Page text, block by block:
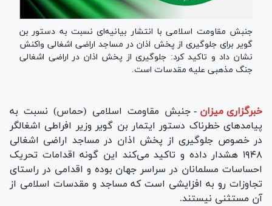
جنبش مقاومت اسلامی با انتشار بیانیه‌ای نسبت به دستور بن
گویر برای جلوگیری از پخش اذان در مساجد اراضی اشغالی واکنش
نشان داد و تاکید کرد: جلوگیری از پخش اذان در اراضی اشغالی
جنگ مذهبی علیه مقدسات است.
خبرگزاری میزان - جنبش مقاومت اسلامی (حماس) نسبت به
پیامد‌های خطرناک دستور ایتمار بن گویر وزیر افراطی اشغالگر
در خصوص جلوگیری از پخش اذان در مساجد اراضی اشغالی
۱۹۴۸ هشدار داده و تاکید می‌کند این گونه اقدامات تحریک
احساسات مسلمانان در سراسر جهان بوده و اقدامی در راستای
تجاوزات رو به افزایشی است که مساجد و مقدسات اسلامی از
آن مستثنی نیستند.